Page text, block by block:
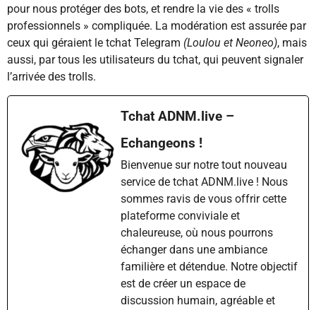
pour nous protéger des bots, et rendre la vie des « trolls
professionnels » compliquée. La modération est assurée par
ceux qui géraient le tchat Telegram (Loulou et Neoneo), mais
aussi, par tous les utilisateurs du tchat, qui peuvent signaler
l’arrivée des trolls.
Tchat ADNM.live –
Echangeons !
Bienvenue sur notre tout nouveau
service de tchat ADNM.live ! Nous
sommes ravis de vous offrir cette
plateforme conviviale et
chaleureuse, où nous pourrons
échanger dans une ambiance
familière et détendue. Notre objectif
est de créer un espace de
discussion humain, agréable et